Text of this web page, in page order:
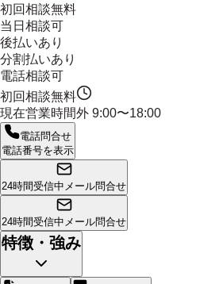
初回相談無料
当日相談可
後払いあり
分割払いあり
電話相談可
初回相談無料
現在営業時間外 9:00〜18:00
電話問合せ
電話番号を表示
24時間受信中 メール問合せ
24時間受信中 メール問合せ
特徴・強み